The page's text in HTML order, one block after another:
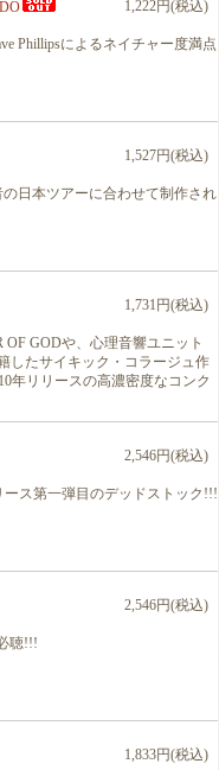
1,222円(税込)
Phillipsによるネイチャー度満点
1,527円(税込)
の日本ツアーに合わせて制作され
1,731円(税込)
GODや、心理音響ユニット
したサイキック・コラージュ作
年リリースの高濃密度なコンク
2,546円(税込)
ース第一弾目のデッドストック!!!
2,546円(税込)
聴!!!
1,833円(税込)